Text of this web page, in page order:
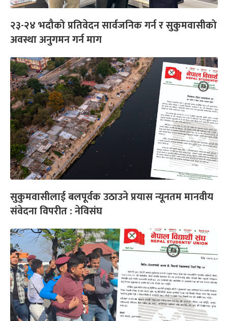
२३-२४ भदौको प्रतिवेदन सार्वजनिक गर्न र सुकुमवासीको
अवस्था अनुगमन गर्न माग
सुकुमवासीलाई बलपूर्वक उठाउने प्रयास न्यूनतम मानवीय
संवेदना विपरीत : नेविसंघ